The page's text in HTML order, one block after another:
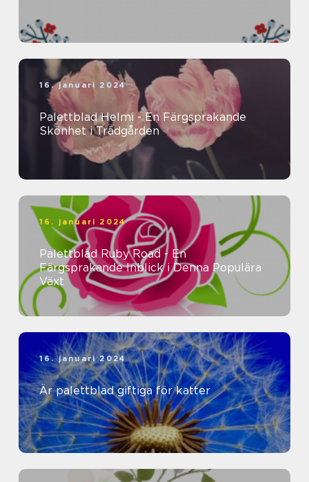
16. januari 2024
Palettblad Helmi - En Färgsprakande
Skönhet i Trädgården
16. januari 2024
Palettblad Ruby Road - En
Färgsprakande Inblick i Denna Populära
Växt
16. januari 2024
Är palettblad giftiga för katter